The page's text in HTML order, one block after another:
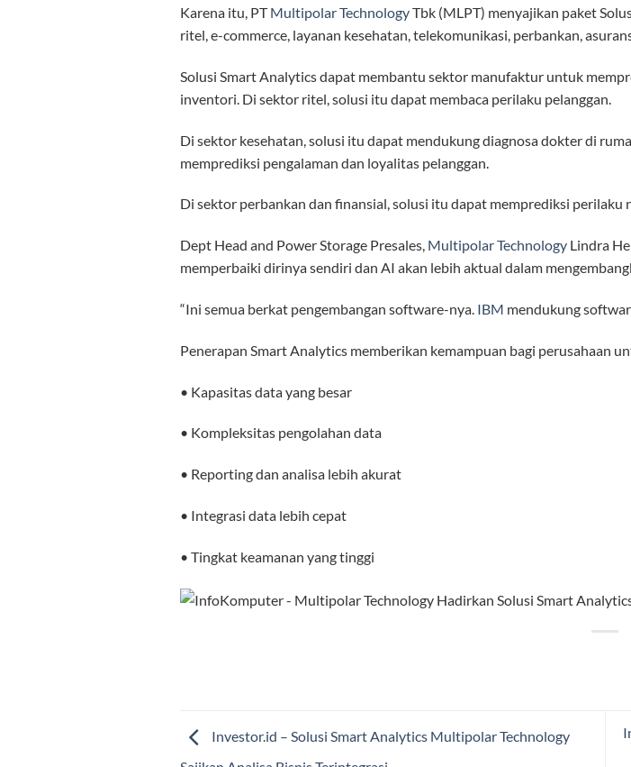
Karena itu, PTMultipolar TechnologyTbk (MLPT) menyajikan paket
ritel, e-commerce, layanan kesehatan, telekomunikasi, perbankan,
Solusi Smart Analytics dapat membantu sektor manufaktur untuk
inventori. Di sektor ritel, solusi itu dapat membaca perilaku pelanggan.
Di sektor kesehatan, solusi itu dapat mendukung diagnosa dokter di
memprediksi pengalaman dan loyalitas pelanggan.
Di sektor perbankan dan finansial, solusi itu dapat memprediksi perilaku
Dept Head and Power Storage Presales, Multipolar TechnologyLindra
memperbaiki dirinya sendiri dan AI akan lebih aktual dalam
“Ini semua berkat pengembangan software-nya. IBM mendukung
Penerapan Smart Analytics memberikan kemampuan bagi perusahaan
• Kapasitas data yang besar
• Kompleksitas pengolahan data
• Reporting dan analisa lebih akurat
• Integrasi data lebih cepat
• Tingkat keamanan yang tinggi
Investor.id – Solusi Smart Analytics Multipolar Technology